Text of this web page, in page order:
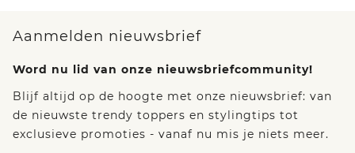
Aanmelden nieuwsbrief
Word nu lid van onze nieuwsbriefcommunity!
Blijf altijd op de hoogte met onze nieuwsbrief: van
de nieuwste trendy toppers en stylingtips tot
exclusieve promoties - vanaf nu mis je niets meer.